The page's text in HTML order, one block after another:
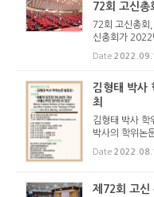
72회 고신총
72회 고신총회
신총회가
(김문훈 목사
제로 열리는
Date
김형태 박사
최
김형태 박사 학
박사의 학위논
기자
단전재 및 재배
Date
제72회 고신